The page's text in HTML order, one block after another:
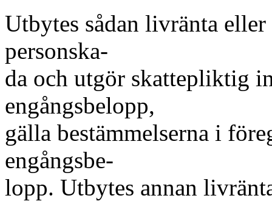
Utbytes sådan livränta
personska-
da och utgör skattepliktig
engångsbelopp,
gälla bestämmelserna i
engångsbe-
lopp. Utbytes annan